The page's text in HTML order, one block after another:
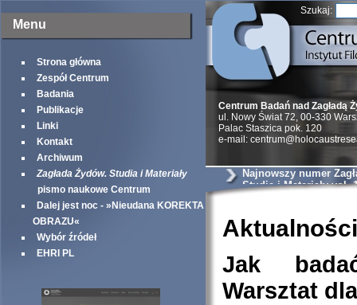
Menu
Strona główna
Zespół Centrum
Badania
Publikacje
Linki
Kontakt
Archiwum
Zagłada Żydów. Studia i Materiały
pismo naukowe Centrum
Dalej jest noc - »Nieudana KOREKTA
OBRAZU«
Wybór źródeł
EHRI PL
Szukaj:
Centrum Badań nad Zagładą
ul. Nowy Świat 72, 00-330
Palac Staszica pok. 120
e-mail:
Najnowszy numer
Studia i Materiały vol.
Aktualności
Jak
Warsztat